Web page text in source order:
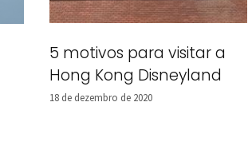
5 motivos para visitar a
Hong Kong Disneyland
18 de dezembro de 2020